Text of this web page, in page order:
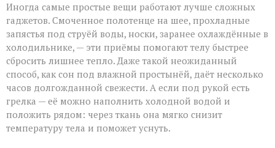
Иногда самые простые вещи работают лучше сложных
гаджетов. Смоченное полотенце на шее, прохладные
запястья под струёй воды, носки, заранее охлаждённые в
холодильнике, — эти приёмы помогают телу быстрее
сбросить лишнее тепло. Даже такой неожиданный
способ, как сон под влажной простынёй, даёт несколько
часов долгожданной свежести. А если под рукой есть
грелка — её можно наполнить холодной водой и
положить рядом: через ткань она мягко снизит
температуру тела и поможет уснуть.